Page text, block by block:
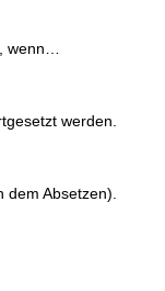
wenn…
werden.
Absetzen).